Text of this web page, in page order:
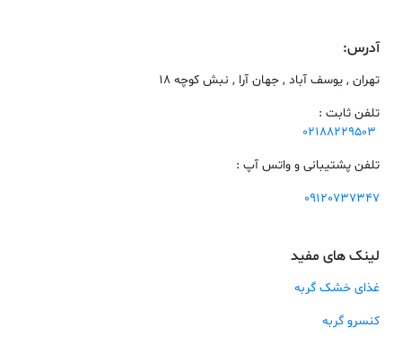
آدرس:
تهران , یوسف آباد , جهان آرا , نبش کوچه 18
تلفن ثابت :
02188229503
تلفن پشتیبانی و واتس آپ :
09120737347
لینک های مفید
غذای خشک گربه
کنسرو گربه